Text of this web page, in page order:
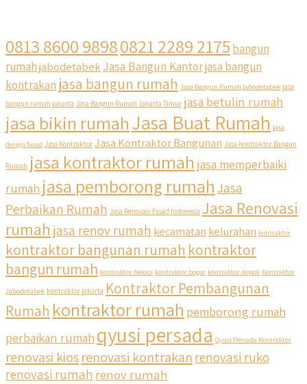
0813 8600 98980821 2289 2175 bangun
rumahjabodetabek Jasa Bangun Kantorjasa bangun
kontrakan jasa bangun rumah Jasa Bangun Rumah jabodetabek jasa
bangun rumah jakarta Jasa Bangun Rumah Jakarta Timur jasa betulin rumah
jasa bikin rumahJasa Buat Rumah jasa
design fasad Jasa Kontraktor Jasa Kontraktor Bangunan Jasa Kontraktor Bangun
Rumah jasa kontraktor rumah jasa memperbaiki
rumah jasa pemborong rumahJasa
Perbaikan Rumah Jasa Renovasi Fasad Indonesia Jasa Renovasi
rumah jasa renov rumah kecamatan kelurahan kontraktor
kontraktor bangunan rumah kontraktor
bangun rumah kontraktor bekasi kontraktor bogor kontraktor depok Kontraktor
Jabodetabek kontraktor jakarta Kontraktor Pembangunan
Rumah kontraktor rumah pemborong rumah
perbaikan rumah qyusi persada Qyusi Persada Kontraktor
renovasi kiosrenovasi kontrakanrenovasi ruko
renovasi rumah renov rumah